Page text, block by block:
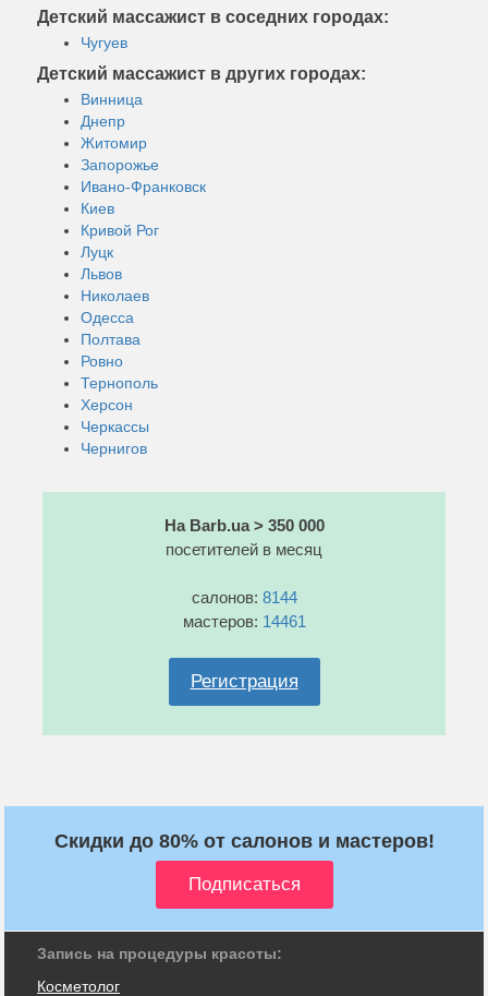
Детский массажист в соседних городах:
Чугуев
Детский массажист в других городах:
Винница
Днепр
Житомир
Запорожье
Ивано-Франковск
Киев
Кривой Рог
Луцк
Львов
Николаев
Одесса
Полтава
Ровно
Тернополь
Херсон
Черкассы
Чернигов
На Barb.ua > 350 000
посетителей в месяц
салонов: 8144
мастеров: 14461
Регистрация
Скидки до 80% от салонов и мастеров!
Запись на процедуры красоты:
Косметолог